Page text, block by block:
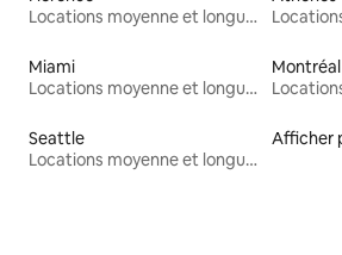
Locations moyenne et longue durée
Miami
Locations moyenne et longue durée
Montréal
Seattle
Locations moyenne et longue durée
Afficher